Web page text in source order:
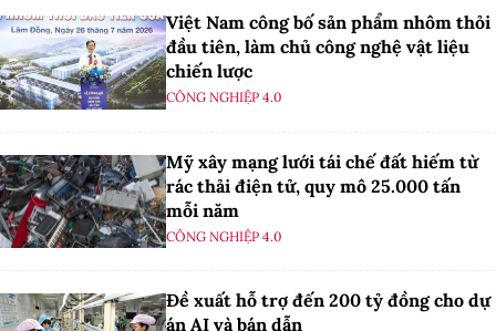
Việt Nam công bố sản phẩm nhôm thỏi
đầu tiên, làm chủ công nghệ vật liệu
chiến lược
CÔNG NGHIỆP 4.0
Mỹ xây mạng lưới tái chế đất hiếm từ
rác thải điện tử, quy mô 25.000 tấn
mỗi năm
CÔNG NGHIỆP 4.0
Đề xuất hỗ trợ đến 200 tỷ đồng cho dự
án AI và bán dẫn